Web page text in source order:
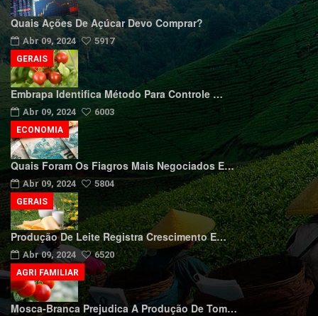
Quais Ações De Açúcar Devo Comprar?
Abr 09, 2024 5917
Embrapa Identifica Método Para Controle …
Abr 09, 2024 6003
GERAIS
Quais Foram Os Fiagros Mais Negociados E…
Abr 09, 2024 5804
ECONOMIA
Produção De Leite Registra Crescimento E…
Abr 09, 2024 6520
GERAIS
Mosca-Branca Prejudica A Produção De Tom…
AGRI FAMILIAR